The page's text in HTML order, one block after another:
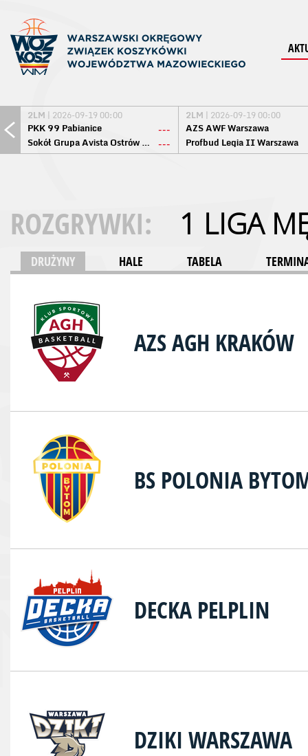
2LM | 2026-09-19 00:00
PKK 99 Pabianice
---
Sokół Grupa Avista Ostrów Maz. ---
2LM | 2026-09-19 00:00
AZS AWF Warszawa
Profbud Legia II Warszawa
ROZGRYWKI: 1 LIGA
DRUŻYNY HALE TABELA
AZS AGH KRAKÓW
BS POLONIA
DECKA PELPLIN
DZIKI WARSZAWA